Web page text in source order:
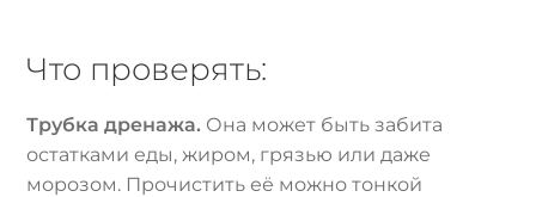
Что проверять:
Трубка дренажа. Она может быть забита
остатками еды, жиром, грязью или даже
морозом. Прочистить её можно тонкой